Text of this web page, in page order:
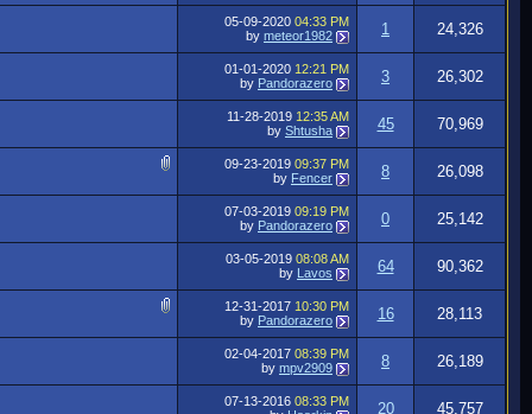
05-09-2020 04:33 PM
by meteor1982 1 24,326
01-01-2020 12:21 PM
by Pandorazero 3 26,302
11-28-2019 12:35 AM
by Shtusha 45 70,969
09-23-2019 09:37 PM
by Fencer 8 26,098
07-03-2019 09:19 PM
by Pandorazero 0 25,142
03-05-2019 08:08 AM
by Lavos 64 90,362
12-31-2017 10:30 PM
by Pandorazero 16 28,113
02-04-2017 08:39 PM
by mpv2909 8 26,189
07-13-2016 08:33 PM
20 45,757